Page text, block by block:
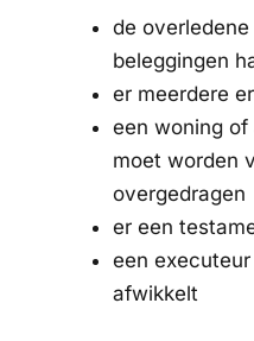
de
beleggingen
er meerdere
een woning of
moet worden
overgedragen
er een
een
afwikkelt